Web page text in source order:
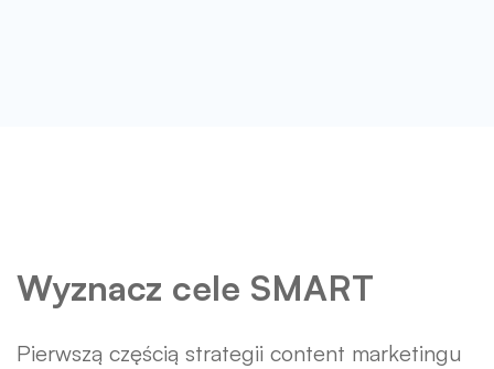
Wyznacz cele SMART
Pierwszą częścią strategii content marketingu